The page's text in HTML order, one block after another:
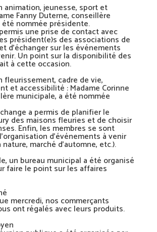
animation, jeunesse, sport et
Fanny Duterne, conseillère
nommée présidente.
une prise de contact avec
président(e)s des associations de
d’échanger sur les événements
Un point sur la disponibilité des
à cette occasion.
fleurissement, cadre de vie,
et accessibilité : Madame Corinne
municipale, a été nommée
a permis de planifier le
des maisons fleuries et de choisir
Enfin, les membres se sont
d’événements à venir
marché d’automne, etc.).
un bureau municipal a été organisé
faire le point sur les affaires
mercredi, nos commerçants
ont régalés avec leurs produits.